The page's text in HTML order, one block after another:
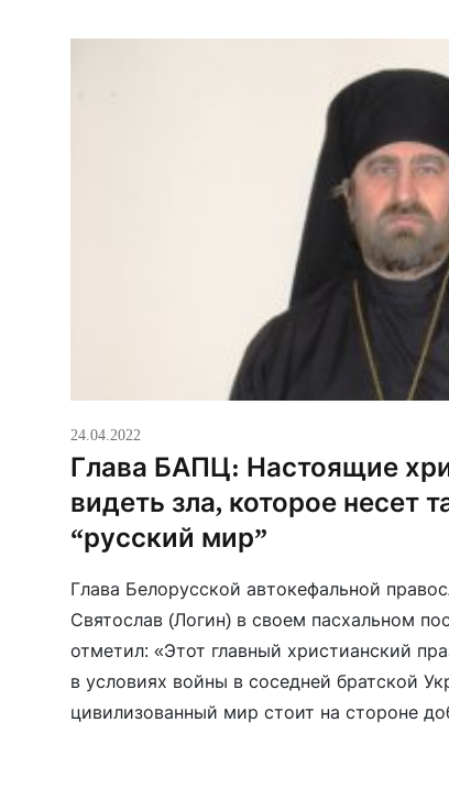
24.04.2022
Глава БАПЦ: Настоящие
видеть зла, которое несет
“русский мир”
Глава Белорусской автокефальной
Святослав (Логин) в своем пасхальном
отметил: «Этот главный христианский
в условиях войны в соседней братской
цивилизованный мир стоит на стороне